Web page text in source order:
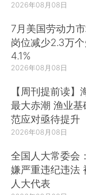
2026年08月08日
7月美国劳动力
岗位减少2.3万
4.1%
2026年08月08日
【周刊提前读】
最大赤潮 渔业
范应对亟待提升
2026年08月08日
全国人大常委会
嫌严重违纪违法
人大代表